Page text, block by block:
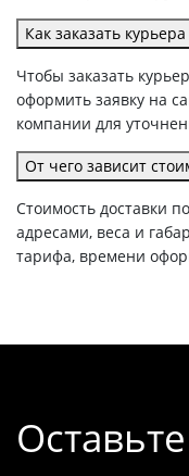
Как заказать
Чтобы заказать
оформить заявку на
компании для
От чего зависит
Стоимость доставки
адресами, веса и
тарифа, времени